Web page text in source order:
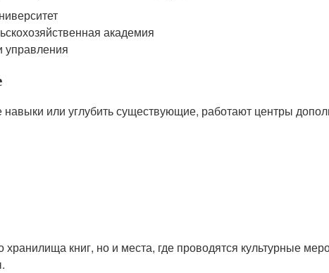
академия
управления
навыки или углубить существующие, работают центры
хранилища книг, но и места, где проводятся культурные